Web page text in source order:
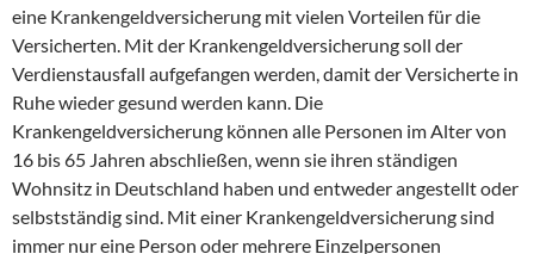
eine Krankengeldversicherung mit vielen Vorteilen für die
Versicherten. Mit der Krankengeldversicherung soll der
Verdienstausfall aufgefangen werden, damit der Versicherte in
Ruhe wieder gesund werden kann. Die
Krankengeldversicherung können alle Personen im Alter von
16 bis 65 Jahren abschließen, wenn sie ihren ständigen
Wohnsitz in Deutschland haben und entweder angestellt oder
selbstständig sind. Mit einer Krankengeldversicherung sind
immer nur eine Person oder mehrere Einzelpersonen